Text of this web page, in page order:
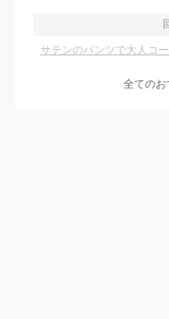
サテンのパンツで大人コ
全てのお